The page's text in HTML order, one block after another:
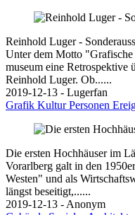
Reinhold Luger -
Unter dem Motto
museum eine Retrospektive
Reinhold Luger. Ob......
2019-12-13 - Lugerfan
Grafik KulturPersonen
Die ersten Hochhäuser im
Vorarlberg galt in den
Westen" und als
längst beseitigt,......
2019-12-13 - Anonym